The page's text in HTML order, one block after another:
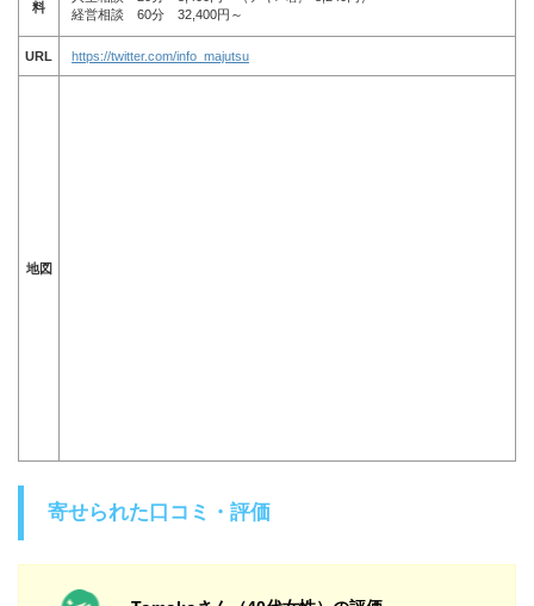
料
経営相談 60分 32,400円～
URL https://twitter.com/info_majutsu
地図
寄せられた口コミ・評価